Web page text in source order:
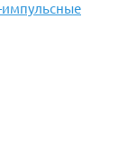
импульсные